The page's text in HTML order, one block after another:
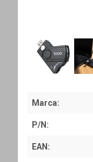
Marca:
P/N:
EAN: